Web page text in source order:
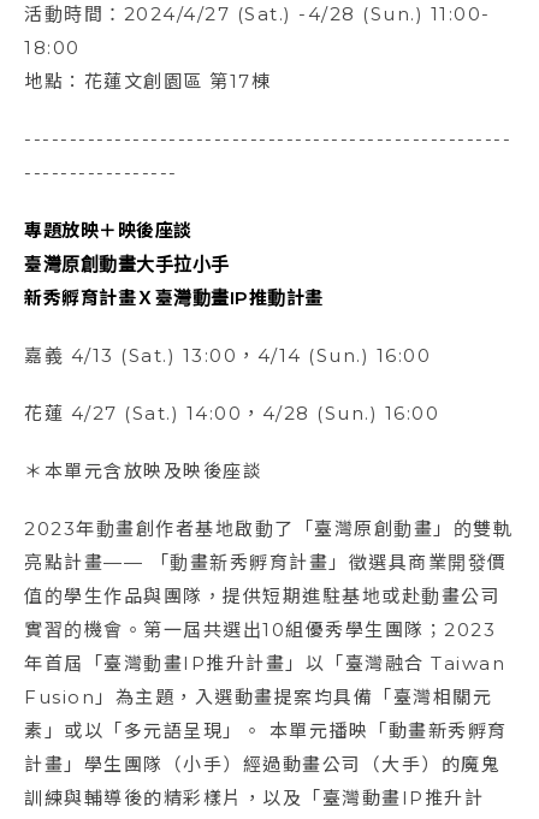
活動時間：2024/4/27 (Sat.) -4/28 (Sun.) 11:00-
18:00
地點：花蓮文創園區 第17棟
------------------------------------------------------
-----------------
專題放映＋映後座談
臺灣原創動畫大手拉小手
新秀孵育計畫Ｘ臺灣動畫IP推動計畫
嘉義 4/13 (Sat.) 13:00，4/14 (Sun.) 16:00
花蓮 4/27 (Sat.) 14:00，4/28 (Sun.) 16:00
＊本單元含放映及映後座談
2023年動畫創作者基地啟動了「臺灣原創動畫」的雙軌
亮點計畫—— 「動畫新秀孵育計畫」徵選具商業開發價
值的學生作品與團隊，提供短期進駐基地或赴動畫公司
實習的機會。第一屆共選出10組優秀學生團隊；2023
年首屆「臺灣動畫IP推升計畫」以「臺灣融合 Taiwan
Fusion」為主題，入選動畫提案均具備「臺灣相關元
素」或以「多元語呈現」。 本單元播映「動畫新秀孵育
計畫」學生團隊（小手）經過動畫公司（大手）的魔鬼
訓練與輔導後的精彩樣片，以及「臺灣動畫IP推升計